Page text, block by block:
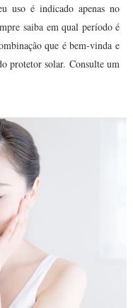
uso é indicado apenas no
saiba em qual período é
que é bem-vinda e
protetor solar. Consulte um